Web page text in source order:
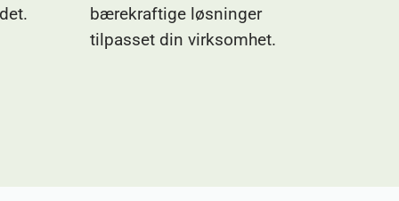
bærekraftige løsninger
tilpasset din virksomhet.